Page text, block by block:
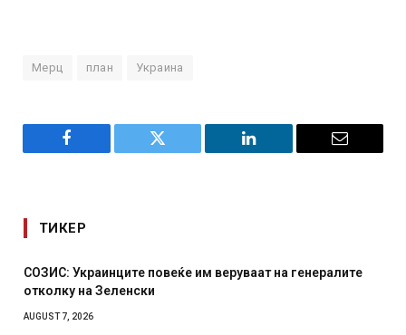
Мерц план Украина
Facebook Twitter LinkedIn Email
ТИКЕР
Рачна бомба експлодира пред зграда во главниот
српски град – оштетени автомобили и локали
AUGUST 6, 2026